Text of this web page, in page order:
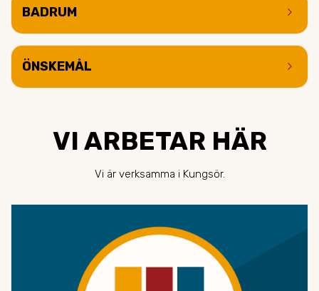
keyboard_arrow_right
BADRUM
keyboard_arrow_right
ÖNSKEMÅL
VI ARBETAR HÄR
Vi är verksamma i Kungsör.